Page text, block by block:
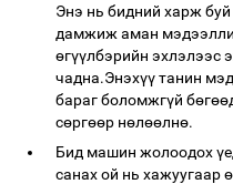
Энэ нь бидний харж
дамжиж аман
өгүүлбэрийн эхлэлээс
чадна.Энэхүү танин
бараг боломжгүй
сөргөөр нөлөөлнө.
Бид машин жолоодох
санах ой нь хажуугаар